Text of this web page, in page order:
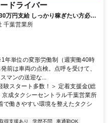
ドライバー
万円支給 しっかり稼ぎたい方必
千葉営業所
年単位の変形労働制（週実働40時
前は車両の点検。点呼を受けて、
マンの送迎な...
験スタート多数！＞ 定着支援金(総
成タクシーセントラル千葉営業所
で働きやすい環境を整えたタクシ
得支援あり 学歴不問
車通勤OK